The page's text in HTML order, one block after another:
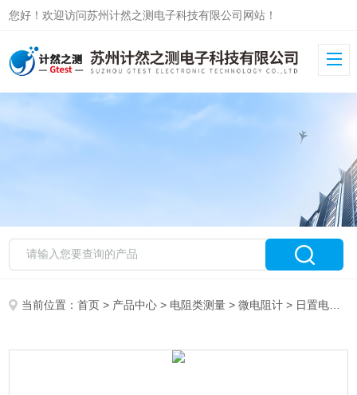
您好！欢迎访问苏州计然之测电子科技有限公司网站！
当前位置：首页 > 产品中心 > 电阻类测量 >微电阻计 > 日置电阻计RM3545